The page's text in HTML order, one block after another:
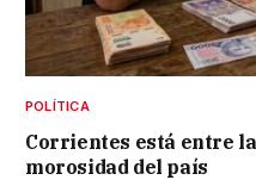
POLÍTICA
Corrientes está entre
morosidad del país